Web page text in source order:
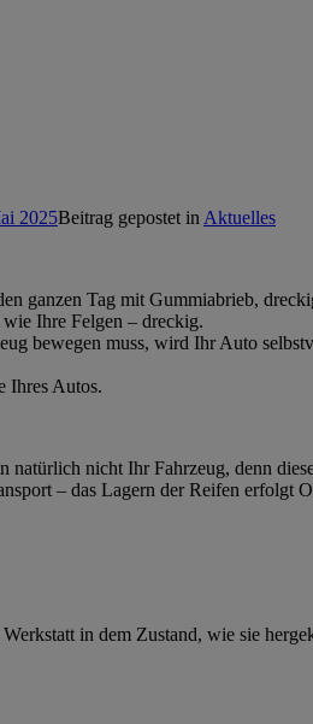
2025Beitrag gepostet in Aktuelles
ganzen Tag mit Gummiabrieb,
wie Ihre Felgen – dreckig.
bewegen muss, wird Ihr Auto
Ihres Autos.
natürlich nicht Ihr Fahrzeug, denn
– das Lagern der Reifen erfolgt
in dem Zustand, wie sie